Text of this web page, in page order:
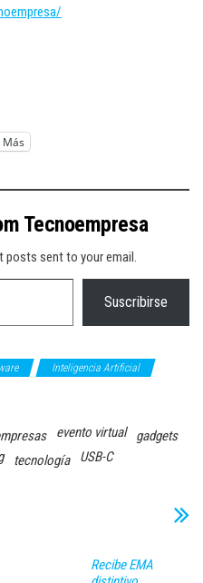
Más
Tecnoempresa
posts sent to your email.
Suscribirse
Inteligencia Artificial
evento virtual
gadgets
tecnología USB-C
Recibe EMA